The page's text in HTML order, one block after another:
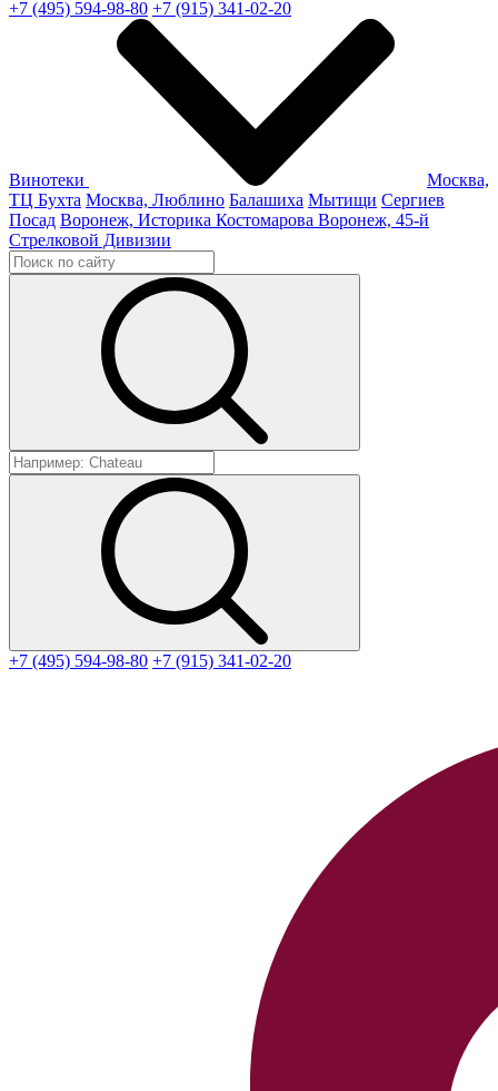
+7 (495) 594-98-80 +7 (915) 341-02-20
Винотеки
Москва,
ТЦ Бухта Москва, Люблино Балашиха Мытищи Сергиев
Посад Воронеж, Историка Костомарова Воронеж, 45-й
Стрелковой Дивизии
+7 (495) 594-98-80 +7 (915) 341-02-20